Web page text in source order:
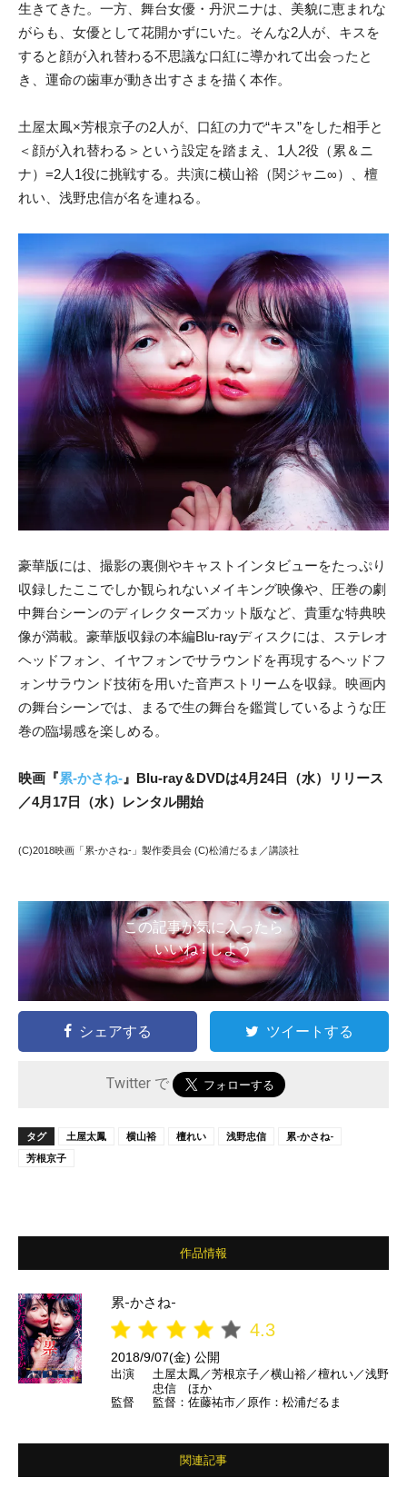
生きてきた。一方、舞台女優・丹沢ニナは、美貌に恵まれな
がらも、女優として花開かずにいた。そんな2人が、キスを
すると顔が入れ替わる不思議な口紅に導かれて出会ったと
き、運命の歯車が動き出すさまを描く本作。
土屋太鳳×芳根京子の2人が、口紅の力で“キス”をした相手と
＜顔が入れ替わる＞という設定を踏まえ、1人2役（累＆ニ
ナ）=2人1役に挑戦する。共演に横山裕（関ジャニ∞）、檀
れい、浅野忠信が名を連ねる。
豪華版には、撮影の裏側やキャストインタビューをたっぷり
収録したここでしか観られないメイキング映像や、圧巻の劇
中舞台シーンのディレクターズカット版など、貴重な特典映
像が満載。豪華版収録の本編Blu-rayディスクには、ステレオ
ヘッドフォン、イヤフォンでサラウンドを再現するヘッドフ
ォンサラウンド技術を用いた音声ストリームを収録。映画内
の舞台シーンでは、まるで生の舞台を鑑賞しているような圧
巻の臨場感を楽しめる。
映画『累-かさね- 』Blu-ray＆DVDは4月24日（水）リリース
／4月17日（水）レンタル開始
(C)2018映画「累-かさね-」製作委員会 (C)松浦だるま／講談社
この記事が気に入ったら
いいね ! しよう
シェアする ツイートする
Twitter で
タグ 土屋太鳳 横山裕 檀れい 浅野忠信
累-かさね-
芳根京子
作品情報
累-かさね-
4.3
2018/9/07(金) 公開
出演
土屋太鳳／芳根京子／横山裕／檀れい／浅野
忠信 ほか
監督
監督：佐藤祐市／原作：松浦だるま
関連記事